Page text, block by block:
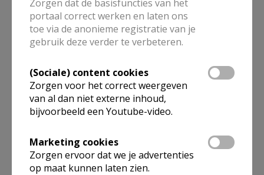
Zondag
09.30 u.O.L.Vrouw Wijngaard Veerle-Centrum
09.30 u.Sint-Lambertus Eindhout
(Winterkerk) of Sint-Trudo Meerhout-Centrum
(Zomerkerk)
11.00 u.Sint-Gertrudis Groot-Vorst
Vijfde zondag van de maand
Zorgen dat de basisfuncties van het
portaal correct werken en laten ons
toe via de anonieme registratie van je
gebruik deze verder te verbeteren.
(Sociale) content cookies
Zorgen voor het correct weergeven
van al dan niet externe inhoud,
bijvoorbeeld een Youtube-video.
Marketing cookies
Zorgen ervoor dat we je advertenties
op maat kunnen laten zien.